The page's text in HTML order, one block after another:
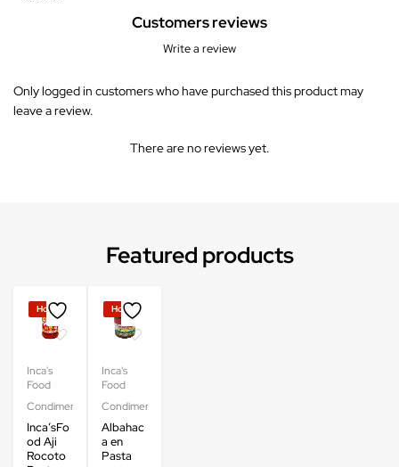
Customers reviews
Write a review
There are no reviews yet.
Only logged in customers who have purchased this product may
leave a review.
Featured products
Hot
Inca's
Food
Condimentos
Inca’sFo
od Aji
Rocoto
Hot
Inca's
Food
Condimentos
Albahac
a en
Pasta